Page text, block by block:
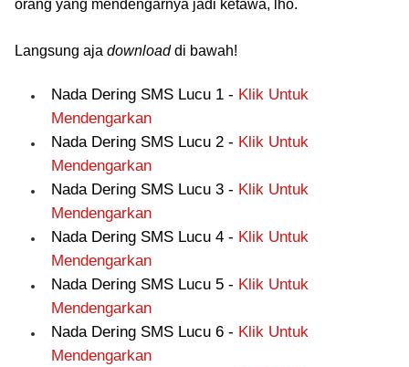
orang yang mendengarnya jadi ketawa, lho.
Langsung aja downloaddi bawah!
Nada Dering SMS Lucu 1 - Klik Untuk
Mendengarkan
Nada Dering SMS Lucu 2 - Klik Untuk
Mendengarkan
Nada Dering SMS Lucu 3 - Klik Untuk
Mendengarkan
Nada Dering SMS Lucu 4 - Klik Untuk
Mendengarkan
Nada Dering SMS Lucu 5 - Klik Untuk
Mendengarkan
Nada Dering SMS Lucu 6 - Klik Untuk
Mendengarkan